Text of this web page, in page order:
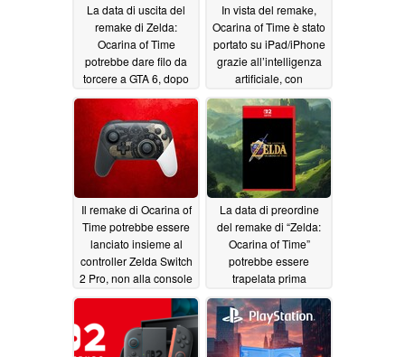
La data di uscita del
remake di Zelda:
Ocarina of Time
potrebbe dare filo da
torcere a GTA 6, dopo
che un amiibo ha
fornito un indizio
07/31/2026
In vista del remake,
Ocarina of Time è stato
portato su iPad/iPhone
grazie all’intelligenza
artificiale, con
risoluzione nativa e 60
FPS07/28/2026
Il remake di Ocarina of
Time potrebbe essere
lanciato insieme al
controller Zelda Switch
2 Pro, non alla console
07/24/2026
La data di preordine
del remake di “Zelda:
Ocarina of Time”
potrebbe essere
trapelata prima
dell’uscita di Switch 2
07/17/2026